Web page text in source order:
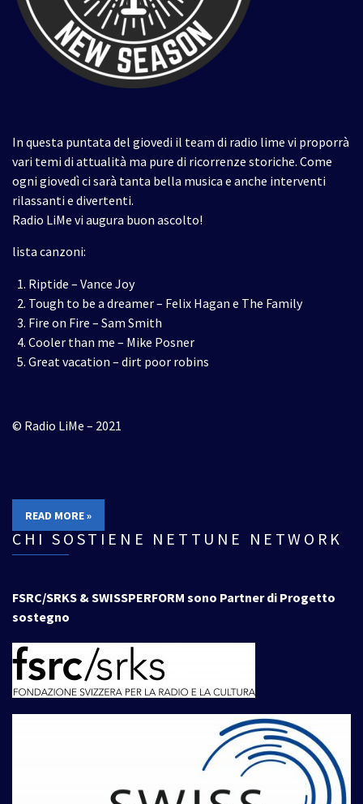
In questa puntata del giovedi il team di radio lime vi proporrà
vari temi di attualità ma pure di ricorrenze storiche. Come
ogni giovedì ci sarà tanta bella musica e anche interventi
rilassanti e divertenti.
Radio LiMe vi augura buon ascolto!
lista canzoni:
Riptide – Vance Joy
Tough to be a dreamer – Felix Hagan e The Family
Fire on Fire – Sam Smith
Cooler than me – Mike Posner
Great vacation – dirt poor robins
© Radio LiMe – 2021
READ MORE »
CHI SOSTIENE NETTUNE NETWORK
FSRC/SRKS & SWISSPERFORM sono Partner di Progetto
sostegno